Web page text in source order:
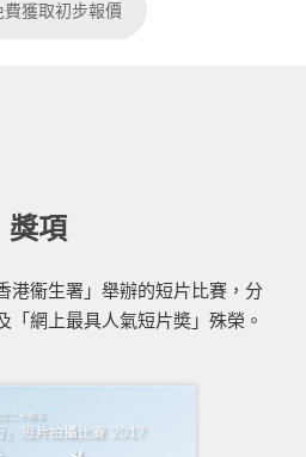
費獲取初步報價
獎項
港衞生署」舉辦的短片比賽，分
「網上最具人氣短片奬」殊榮。